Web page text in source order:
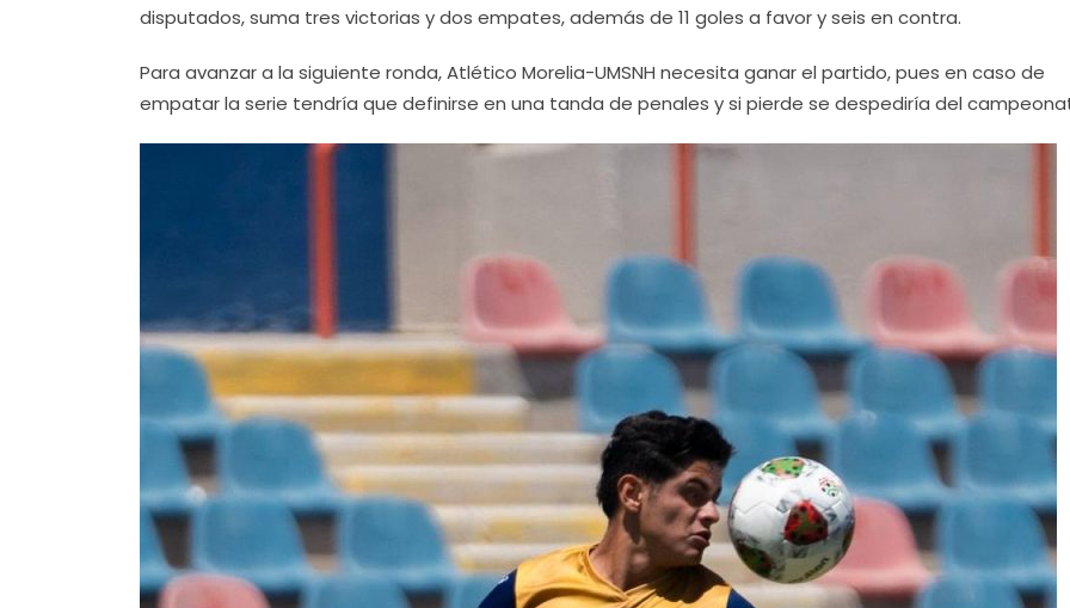
disputados, suma tres victorias y dos empates, además de 11 goles a favor y seis en contra.
Para avanzar a la siguiente ronda, Atlético Morelia-UMSNH necesita ganar el partido, pues en caso de
empatar la serie tendría que definirse en una tanda de penales y si pierde se despediría del